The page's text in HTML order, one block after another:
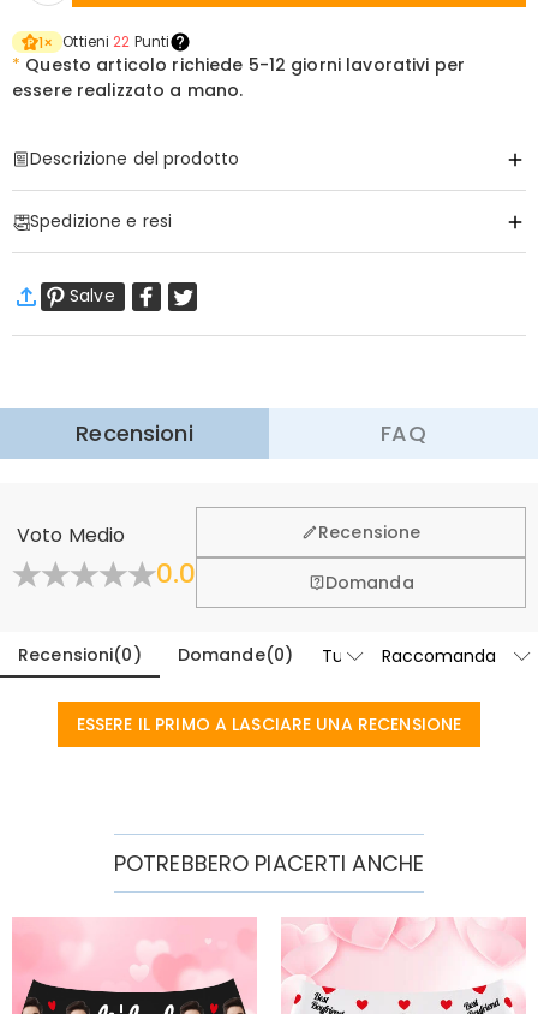
1× Ottieni 22 Punti
* Questo articolo richiede 5-12 giorni lavorativi per
essere realizzato a mano.
Descrizione del prodotto
Informazioni di Base
Tessuto:Poliestere
Spedizione e resi
Spedizione Standard
9-18
Scopri di più
l'acquisto, per questo vi offriamo una politica di reso &
cambio entro 60 giorni.
Scopri di Più
Salve
Recensioni FAQ
Voto Medio
0.0
Recensione
Domanda
Recensioni(0) Domande(0)
ESSERE IL PRIMO A LASCIARE UNA RECENSIONE
POTREBBERO PIACERTI ANCHE